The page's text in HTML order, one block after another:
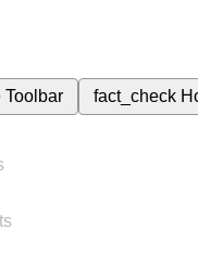
Toolbar fact_check